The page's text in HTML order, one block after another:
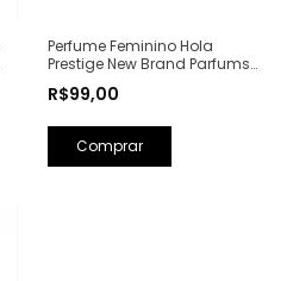
Perfume Feminino Hola
Prestige New Brand Parfums
Eau de Parfum - 100ml (Ref.
Olfativa: Olympéa Paco
R$99,00